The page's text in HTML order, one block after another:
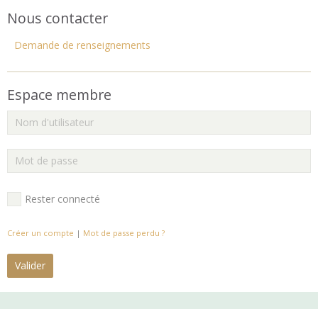
Nous contacter
Demande de renseignements
Espace membre
Rester connecté
Créer un compte | Mot de passe perdu ?
Valider